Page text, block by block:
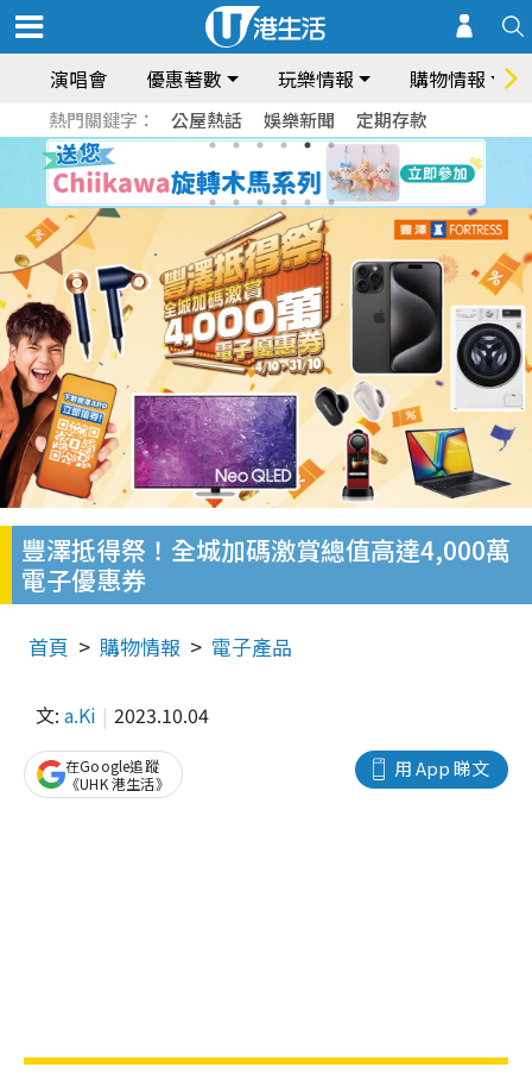
演唱會 優惠著數 玩樂情報 購物情報
熱門關鍵字： 公屋熱話 娛樂新聞 定期存款
豐澤抵得祭！全城加碼激賞總值高達4,000萬
電子優惠券
首頁 購物情報 電子產品
文: a.Ki 2023.10.04
用 App 睇文
在Google追蹤
《UHK 港生活》